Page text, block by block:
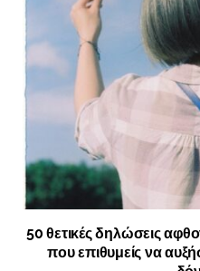
50 θετικές δηλώσεις
που επιθυμείς να